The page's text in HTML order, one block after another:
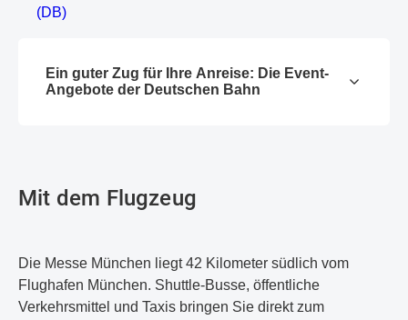
(DB)
Ein guter Zug für Ihre Anreise: Die Event-
Angebote der Deutschen Bahn
Mit dem Flugzeug
Die Messe München liegt 42 Kilometer südlich vom
Flughafen München. Shuttle-Busse, öffentliche
Verkehrsmittel und Taxis bringen Sie direkt zum